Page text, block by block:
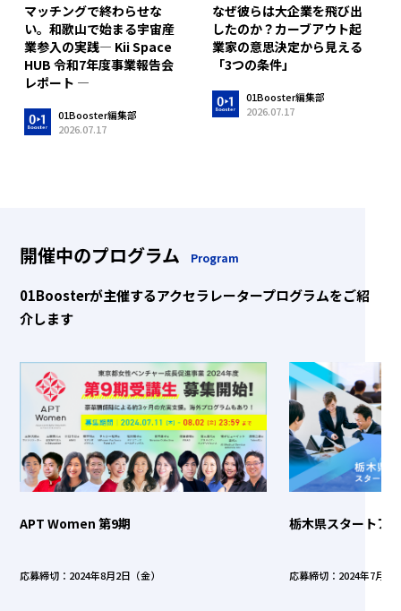
マッチングで終わらせな
い。和歌山で始まる宇宙産
業参入の実践― Kii Space
HUB 令和7年度事業報告会
レポート ―
01Booster編集部
2026.07.17
なぜ彼らは大企業を飛び出
したのか？カーブアウト起
業家の意思決定から見える
「3つの条件」
01Booster編集部
2026.07.17
開催中のプログラム Program
01Boosterが主催するアクセラレータープログラムをご紹
介します
APT Women 第9期
応募締切：2024年8月2日（金）
栃木県スタートア
応募締切：2024年7月19